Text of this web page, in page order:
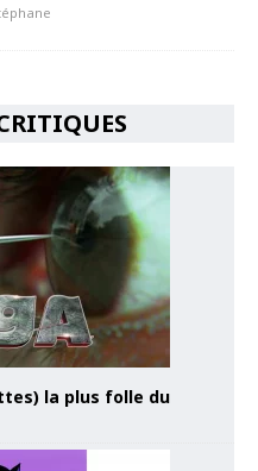
la plus folle du